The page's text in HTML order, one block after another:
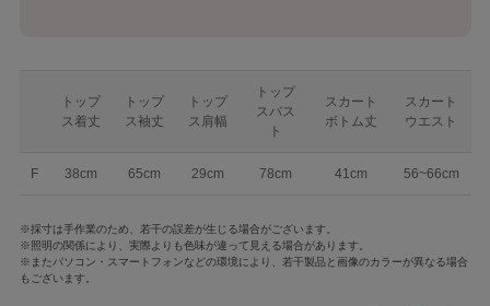
トップ
ス着丈
トップ
ス袖丈
トップ
ス肩幅
トップ
スバス
ト
スカート
ボトム丈
スカート
ウエスト
F 38cm 65cm 29cm 78cm 41cm 56~66cm
※採寸は手作業のため、若干の誤差が生じる場合がございます。
※照明の関係により、実際よりも色味が違って見える場合があります。
※またパソコン・スマートフォンなどの環境により、若干製品と画像のカラーが異なる場合
もございます。